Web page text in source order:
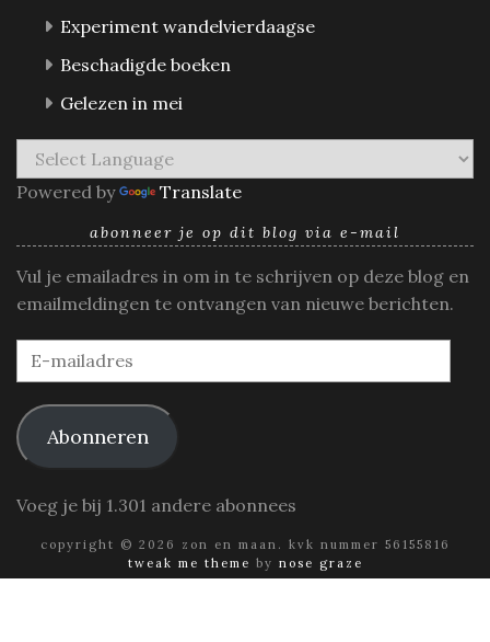
Experiment wandelvierdaagse
Beschadigde boeken
Gelezen in mei
Powered by Translate
abonneer je op dit blog via e-mail
Vul je emailadres in om in te schrijven op deze blog en
emailmeldingen te ontvangen van nieuwe berichten.
E-
mailadres
Abonneren
Voeg je bij 1.301 andere abonnees
copyright © 2026 zon en maan. kvk nummer 56155816
tweak me theme by nose graze